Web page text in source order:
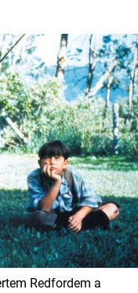
Redfordem a